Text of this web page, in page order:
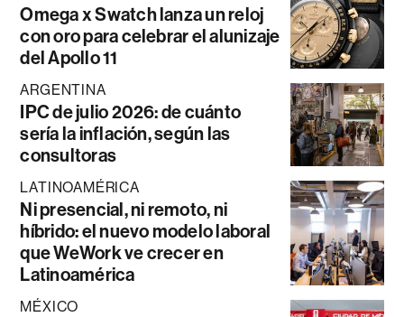
Omega x Swatch lanza un reloj
con oro para celebrar el alunizaje
del Apollo 11
ARGENTINA
IPC de julio 2026: de cuánto
sería la inflación, según las
consultoras
LATINOAMÉRICA
Ni presencial, ni remoto, ni
híbrido: el nuevo modelo laboral
que WeWork ve crecer en
Latinoamérica
MÉXICO